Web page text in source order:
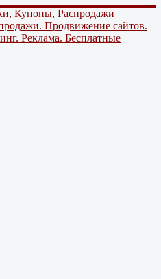
Продвижение сайтов.
Реклама. Бесплатные